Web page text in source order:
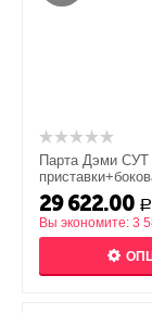
Парта Дэми СУТ
29 622.00 Р
Вы экономите: 3